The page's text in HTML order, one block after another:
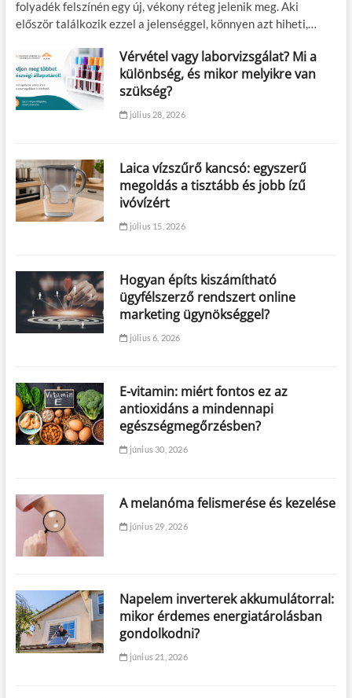
folyadék felszínén egy új, vékony réteg jelenik meg. Aki
először találkozik ezzel a jelenséggel, könnyen azt hiheti,…
Vérvétel vagy laborvizsgálat? Mi a
különbség, és mikor melyikre van
szükség?
július 28, 2026
Laica vízszűrő kancsó: egyszerű
megoldás a tisztább és jobb ízű
ivóvízért
július 15, 2026
Hogyan építs kiszámítható
ügyfélszerző rendszert online
marketing ügynökséggel?
július 6, 2026
E-vitamin: miért fontos ez az
antioxidáns a mindennapi
egészségmegőrzésben?
június 30, 2026
A melanóma felismerése és kezelése
június 29, 2026
Napelem inverterek akkumulátorral:
mikor érdemes energiatárolásban
gondolkodni?
június 21, 2026